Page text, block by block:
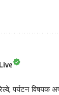
पर्यटन विषयक